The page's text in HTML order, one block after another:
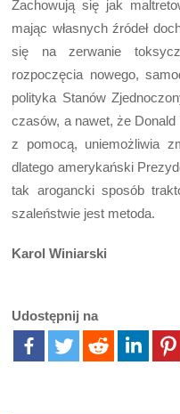
Zachowują się jak
mając własnych źródeł
się na zerwanie
rozpoczęcia nowego,
polityka Stanów
czasów, a nawet, że
z pomocą, uniemożliwia
dlatego amerykański
tak arogancki sposób
szaleństwie jest metoda.
Karol Winiarski
Udostępnij na